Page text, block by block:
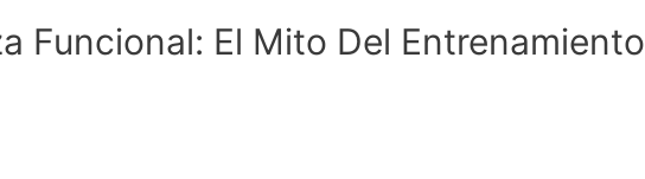
Funcional: El Mito Del Entrenamiento